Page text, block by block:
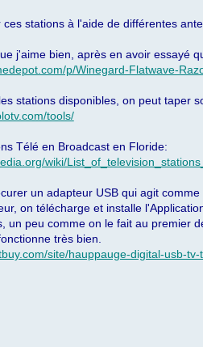
ces stations à l'aide de différentes
j'aime bien, après en avoir essayé
p/Winegard-Flatwave-
stations disponibles, on peut taper
tools/
Télé en Broadcast en Floride:
wiki/
un adapteur USB qui agit comme
on télécharge et installe
un peu comme on le fait au premier
très bien.
site/hauppauge-digital-usb-